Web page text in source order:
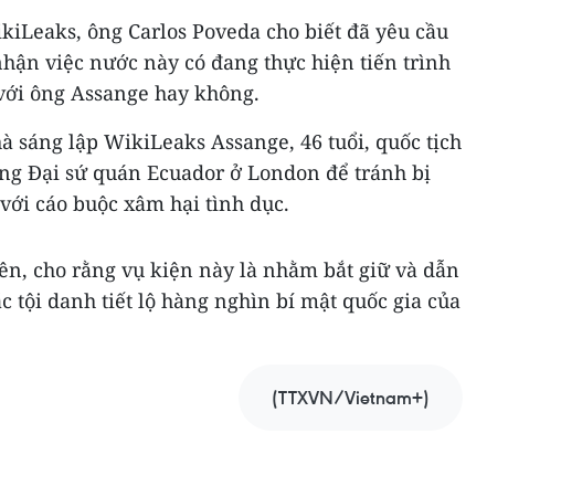
ông Carlos Poveda cho biết đã yêu cầu
việc nước này có đang thực hiện tiến trình
ông Assange hay không.
sáng lập WikiLeaks Assange, 46 tuổi, quốc tịch
Đại sứ quán Ecuador ở London để tránh bị
cáo buộc xâm hại tình dục.
cho rằng vụ kiện này là nhằm bắt giữ và dẫn
tội danh tiết lộ hàng nghìn bí mật quốc gia của
(TTXVN/Vietnam+)